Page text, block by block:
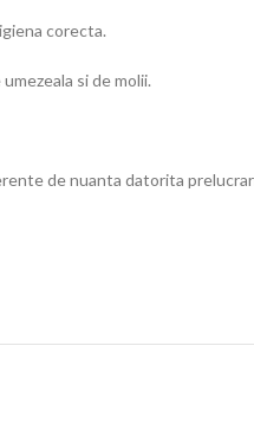
corecta.
si de molii.
de nuanta datorita